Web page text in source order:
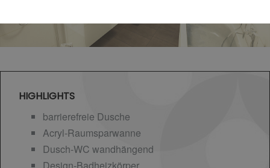
HIGHLIGHTS
barrierefreie Dusche
Acryl-Raumsparwanne
Dusch-WC wandhängend